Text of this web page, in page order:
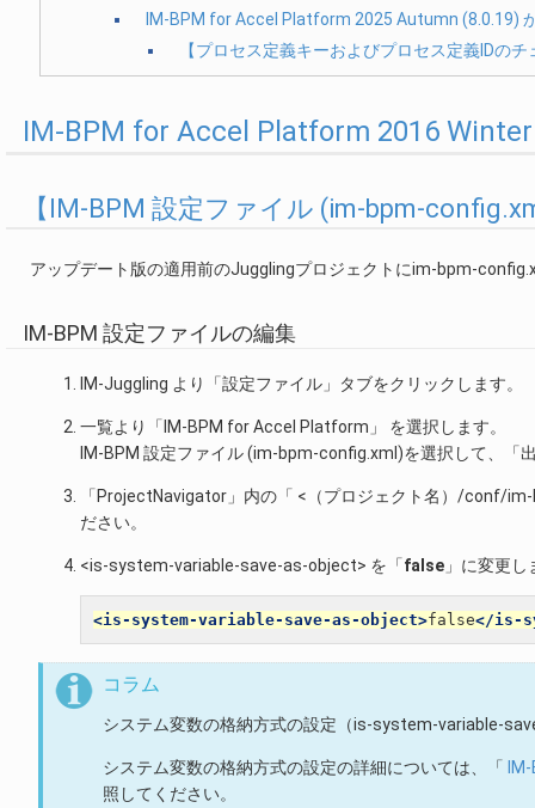
IM-BPM for Accel Platform 2025 Autumn (8.0.19)
【プロセス定義キーおよびプロセス定義IDの
IM-BPM for Accel Platform 2016
【IM-BPM 設定ファイル (im-bpm-
アップデート版の適用前のJugglingプロジェクトにim-bpm-
IM-BPM 設定ファイルの編集
IM-Juggling より「設定ファイル」タブをクリックします。
一覧より「IM-BPM for Accel Platform」 を選択します。
IM-BPM 設定ファイル (im-bpm-config.xml)を選択して、「
「ProjectNavigator」内の「 <（プロジェクト名）/conf/
ださい。
<is-system-variable-save-as-object> を「false 」に変更し
<is-system-variable-save-as-object>false</is-
コラム
システム変数の格納方式の設定（is-system-variable-
システム変数の格納方式の設定の詳細については、「
照してください。